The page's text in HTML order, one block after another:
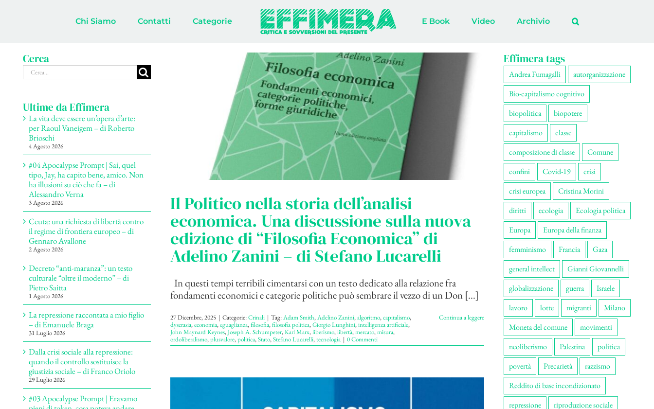
Chi Siamo Contatti Categorie E Book Video Archivio
Il Politico nella storia dell’analisi
economica. Una discussione sulla nuova
edizione di “Filosofia Economica” di
Adelino Zanini – di Stefano Lucarelli
In questi tempi terribili cimentarsi con un testo dedicato alla relazione fra
fondamenti economici e categorie politiche può sembrare il vezzo di un Don [...]
27 Dicembre, 2025 | Categorie:Crinali | Tag:Adam Smith,Adelino Zanini,algoritmo,capitalismo,
dyscrasia,economia,eguaglianza,filosofia,filosofia politica,Giorgio Lunghini,intelligenza artificiale,
John Maynard Keynes,Joseph A. Schumpeter,Karl Marx,liberismo,libertà,mercato,misura,
ordoliberalismo,plusvalore,politica,Stato,Stefano Lucarelli,tecnologia | 0 Commenti
Continua a leggere
Cerca
Cerca
per:
Ultime da Effimera
La vita deve essere un’opera d’arte:
per Raoul Vaneigem – di Roberto
Brioschi
4 Agosto 2026
#04 Apocalypse Prompt | Sai, quel
tipo, Jay, ha capito bene, amico. Non
ha illusioni su ciò che fa – di
Alessandro Verna
3 Agosto 2026
Ceuta: una richiesta di libertà contro
il regime di frontiera europeo – di
Gennaro Avallone
2 Agosto 2026
Decreto “anti-maranza”: un testo
culturale “oltre il moderno” – di
Pietro Saitta
1 Agosto 2026
La repressione raccontata a mio figlio
– di Emanuele Braga
31 Luglio 2026
Dalla crisi sociale alla repressione:
quando il controllo sostituisce la
giustizia sociale – di Franco Oriolo
29 Luglio 2026
#03 Apocalypse Prompt | Eravamo
Effimera tags
Andrea Fumagalli
autorganizzazione
Bio-capitalismo cognitivo
biopolitica
biopotere
capitalismo
classe
composizione di classe
Comune
confini
Covid-19
crisi
crisi europea
Cristina Morini
diritti
ecologia
Ecologia politica
Europa
Europa della finanza
femminismo
Francia
Gaza
general intellect
Gianni Giovannelli
globalizzazione
guerra
Israele
lavoro
lotte migranti
Milano
Moneta del comune
movimenti
neoliberismo
Palestina
politica
povertà
Precarietà
razzismo
Reddito di base incondizionato
repressione
riproduzione sociale